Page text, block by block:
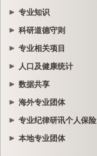
专业知识
科研道德守则
专业相关项目
人口及健康统计
数据共享
海外专业团体
专业纪律研讯个人保险
本地专业团体